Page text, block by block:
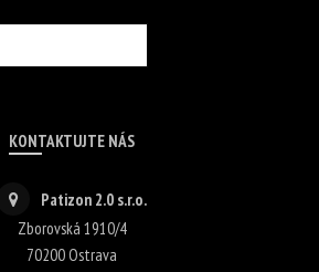
KONTAKTUJTE NÁS
Patizon 2.0 s.r.o.
Zborovská 1910/4
70200Ostrava